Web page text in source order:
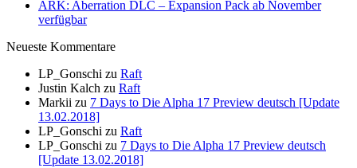
ARK: Aberration DLC – Expansion Pack ab November
verfügbar
Neueste Kommentare
LP_Gonschi zu Raft
Justin Kalch zu Raft
Markii zu 7 Days to Die Alpha 17 Preview deutsch [Update
13.02.2018]
LP_Gonschi zu Raft
LP_Gonschi zu 7 Days to Die Alpha 17 Preview deutsch
[Update 13.02.2018]